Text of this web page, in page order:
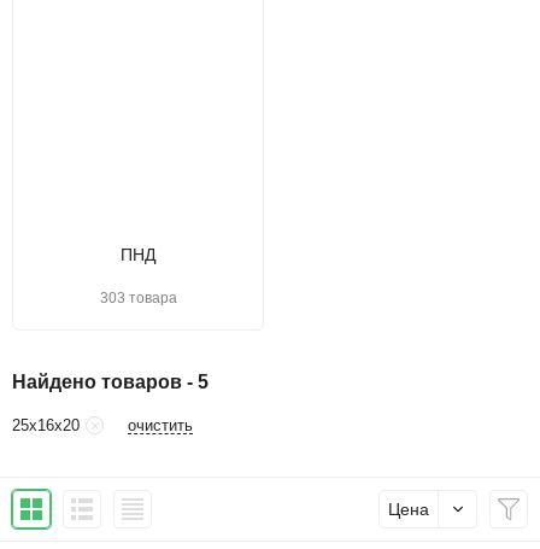
ПНД
303 товара
Найдено товаров - 5
25х16х20 очистить
Цена